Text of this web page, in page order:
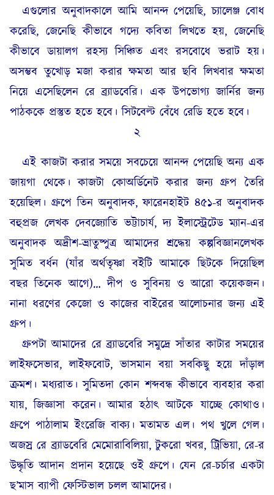
এগুলোর অনুবাদকালে আমি আনন্দ পেয়েছি, চ্যালেঞ্জ বোধ
করেছি, জেনেছি কীভাবে গদ্যে কবিতা লিখতে হয়, জেনেছি
কীভাবে ডায়ালগ রহস্য সিঞ্চিত এবং রসবোধে ভরাট হয়।
অসম্ভব তুখোড় মজা করার ক্ষমতা আর ছবি লিখবার ক্ষমতা
নিয়ে এসেছিলেন রে ব্র্যাডবেরি। এক উপভোগ্য জার্নির জন্য
পাঠককে প্রস্তুত হতে হবে। সিটবেল্ট বেঁধে রেডি হতে হবে।
২
এই কাজটা করার সময়ে সবচেয়ে আনন্দ পেয়েছি অন্য এক
জায়গা থেকে। কাজটা কোঅর্ডিনেট করার জন্য গ্রুপ তৈরি
হয়েছিল। গ্রুপে তিন অনুবাদক, ফারেনহাইট ৪৫১-র অনুবাদক
বহুপ্রজ লেখক দেবজ্যোতি ভট্টাচার্য, দ্য ইলাস্ট্রেটেড ম্যান-এর
অনুবাদক অদ্রীশ-ভ্রাতুষ্পুত্র আমাদের শ্রদ্ধেয় কল্পবিজ্ঞানলেখক
সুমিত বর্ধন (যাঁর অর্থতৃষ্ণা বইটি আমাকে ছিটকে দিয়েছিল
বছর তিনেক আগে)… দীপ ও সুবিনয় ও আরো কয়েকজন।
নানা ধরণের কেজো ও কাজের বাইরের আলোচনার জন্য এই
গ্রুপ।
গ্রুপটা আমাদের রে ব্র্যাডবেরি সমুদ্রে সাঁতার কাটার সময়ের
লাইফসেভার, লাইফবোট, ভাসমান বয়া সবকিছু হয়ে দাঁড়াল
ক্রমশ। মধ্যরাত। সুমিতদা কোন শব্দবন্ধ কীভাবে ব্যবহার করা
যায়, জিজ্ঞাসা করেন। আমার হঠাৎ আটকে যাচ্ছে কোথাও।
গ্রুপে পাঠালাম ইংরেজি বাক্য। মতামত এল। পথ খুলে গেল।
অজস্র রে ব্র্যাডবেরি মেমোরাবিলিয়া, টুকরো খবর, ট্রিভিয়া, রে-র
উদ্ধৃতি আদান প্রদান হয়েছে ওই গ্রুপে। যেন রে-চর্চার একটা
ছ’মাস ব্যাপী ফেস্টিভাল চলল আমাদের।